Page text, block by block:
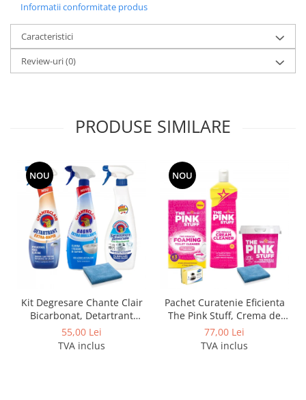
Informatii conformitate produs
Caracteristici
Review-uri(0)
PRODUSE SIMILARE
NOU
Kit Degresare Chante Clair
Bicarbonat, Detartrant
Extra-Rapid, Anticalcar si
Laveta Microfibra
55,00 Lei
TVA inclus
NOU
Pachet Curatenie Eficienta
The Pink Stuff, Crema de
curatare 500 ml, Pasta
Curatare 850 g, Pudra
77,00 Lei
TVA inclus